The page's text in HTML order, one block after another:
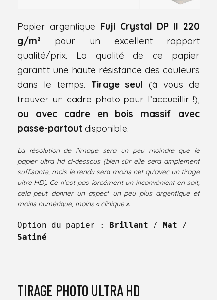
Papier argentique Fuji Crystal DP II 220
g/m² pour un excellent rapport
qualité/prix. La qualité de ce papier
garantit une haute résistance des couleurs
dans le temps. Tirage seul (à vous de
trouver un cadre photo pour l’accueillir !),
ou
avec cadre en bois massif avec
passe-partoutdisponible.
La résolution de l’image sera un peu moindre que le
papier ultra hd ci-dessous (bien sûr elle sera amplement
suffisante, mais le rendu sera moins net qu’avec un tirage
ultra HD). Ce n’est pas forcément un inconvénient en soit,
cela peut donner un aspect un peu plus argentique et
moins numérique, moins « clinique ».
Option du papier : Brillant / Mat
Satiné
TIRAGE PHOTO ULTRA HD